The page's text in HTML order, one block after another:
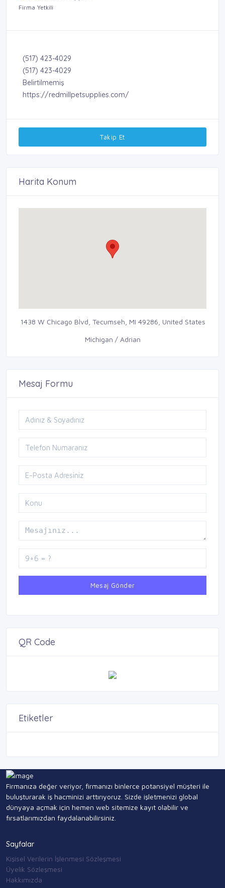
Firma Yetkili
(517) 423-4029
(517) 423-4029
Belirtilmemiş
https://redmillpetsupplies.com/
Takip Et
Harita Konum
1438 W Chicago Blvd, Tecumseh, MI 49286, United States
Michigan / Adrian
Mesaj Formu
Mesaj Gönder
QR Code
Etiketler
Firmanıza değer veriyor, firmanızı binlerce potansiyel müşteri ile
buluşturarak iş hacminizi arttırıyoruz. Sizde işletmenizi global
dünyaya açmak için hemen web sitemize kayıt olabilir ve
fırsatlarımızdan faydalanabilirsiniz.
Sayfalar
Kişisel Verilerin İşlenmesi Sözleşmesi
Üyelik Sözleşmesi
Hakkımızda